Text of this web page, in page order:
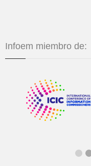
Infoem miembro de: